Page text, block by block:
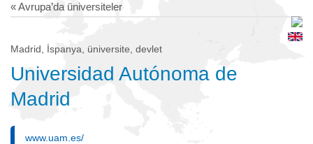
« Avrupa’da üniversiteler
Madrid, İspanya, üniversite, devlet
Universidad Autónoma de
Madrid
www.uam.es/